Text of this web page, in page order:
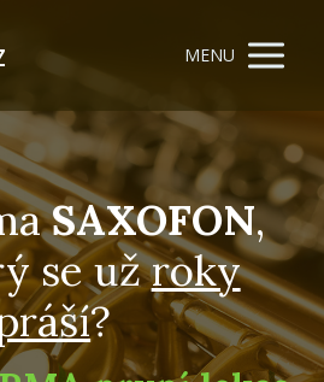
MENU
SAXOFON,
se užroky
?